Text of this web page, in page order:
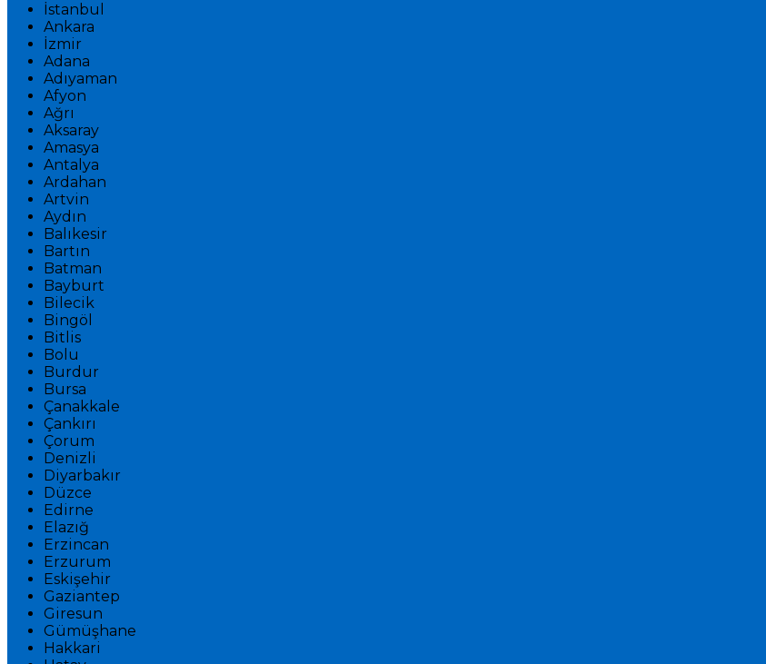
İstanbul
Ankara
İzmir
Adana
Adıyaman
Afyon
Ağrı
Aksaray
Amasya
Antalya
Ardahan
Artvin
Aydın
Balıkesir
Bartın
Batman
Bayburt
Bilecik
Bingöl
Bitlis
Bolu
Burdur
Bursa
Çanakkale
Çankırı
Çorum
Denizli
Diyarbakır
Düzce
Edirne
Elazığ
Erzincan
Erzurum
Eskişehir
Gaziantep
Giresun
Gümüşhane
Hakkari